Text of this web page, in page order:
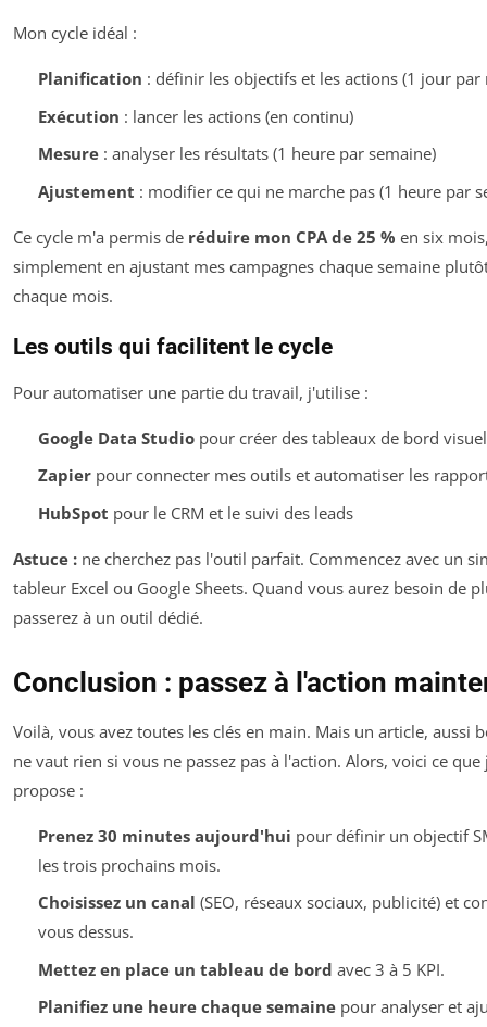
Mon cycle idéal :
Planification : définir les objectifs et les actions (1 jour par
Exécution : lancer les actions (en continu)
Mesure: analyser les résultats (1 heure par semaine)
Ajustement : modifier ce qui ne marche pas (1 heure par
Ce cycle m'a permis de réduire mon CPA de 25 % en six
simplement en ajustant mes campagnes chaque semaine
chaque mois.
Les outils qui facilitent le cycle
Pour automatiser une partie du travail, j'utilise :
Google Data Studiopour créer des tableaux de bord
Zapierpour connecter mes outils et automatiser les
HubSpot pour le CRM et le suivi des leads
Astuce : ne cherchez pas l'outil parfait. Commencez avec un
tableur Excel ou Google Sheets. Quand vous aurez besoin de
passerez à un outil dédié.
Conclusion : passez à l'action
Voilà, vous avez toutes les clés en main. Mais un article, aussi
ne vaut rien si vous ne passez pas à l'action. Alors, voici ce que
propose :
Prenez 30 minutes aujourd'hui pour définir un objectif
les trois prochains mois.
Choisissez un canal (SEO, réseaux sociaux, publicité) et
vous dessus.
Mettez en place un tableau de bord avec 3 à 5 KPI.
Planifiez une heure chaque semainepour analyser et